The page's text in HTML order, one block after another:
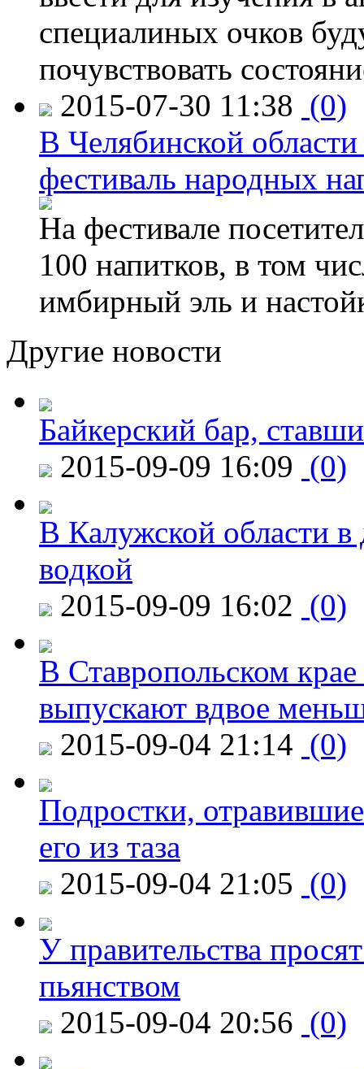
специалиных очков
почувствовать
2015-07-30 11:38 (0)
В Челябинской
фестиваль народных
На фестивале
100 напитков, в том
имбирный эль и
Другие новости
Байкерский бар,
2015-09-09 16:09 (0)
В Калужской области в
водкой
2015-09-09 16:02 (0)
В Ставропольском
выпускают вдвое
2015-09-04 21:14 (0)
Подростки,
его из таза
2015-09-04 21:05 (0)
У правительства
пьянством
2015-09-04 20:56 (0)